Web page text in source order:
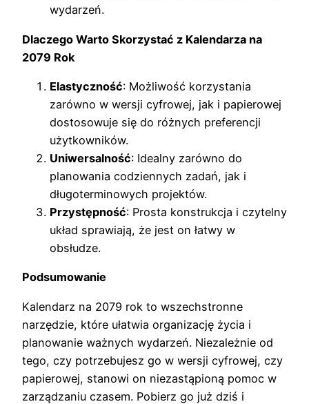
wydarzeń.
Dlaczego Warto Skorzystać z Kalendarza na
2079 Rok
Elastyczność: Możliwość korzystania
zarówno w wersji cyfrowej, jak i papierowej
dostosowuje się do różnych preferencji
użytkowników.
Uniwersalność: Idealny zarówno do
planowania codziennych zadań, jak i
długoterminowych projektów.
Przystępność: Prosta konstrukcja i czytelny
układ sprawiają, że jest on łatwy w
obsłudze.
Podsumowanie
Kalendarz na 2079 rok to wszechstronne
narzędzie, które ułatwia organizację życia i
planowanie ważnych wydarzeń. Niezależnie od
tego, czy potrzebujesz go w wersji cyfrowej, czy
papierowej, stanowi on niezastąpioną pomoc w
zarządzaniu czasem. Pobierz go już dziś i